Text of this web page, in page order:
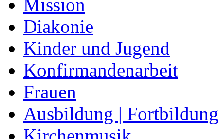
Mission
Diakonie
Kinder und Jugend
Konfirmandenarbeit
Frauen
Ausbildung | Fortbildung